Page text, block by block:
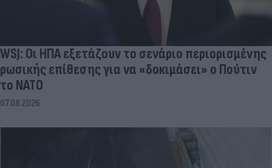
WSJ: Οι ΗΠΑ εξετάζουν το σενάριο περιορισμένης
ρωσικής επίθεσης για να «δοκιμάσει» ο Πούτιν
το ΝΑΤΟ
07.08.2026